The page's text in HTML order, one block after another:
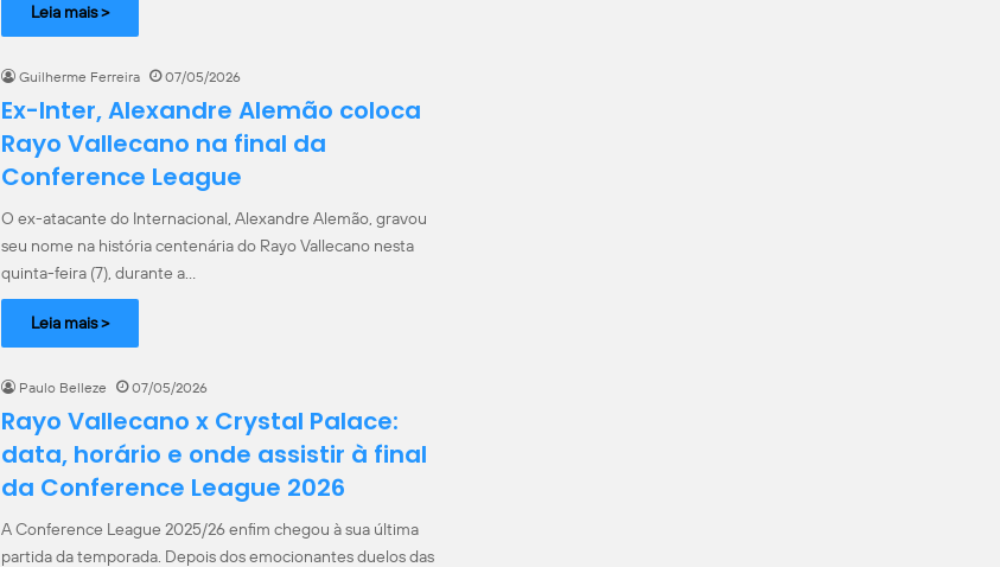
Leia mais >
Guilherme Ferreira 07/05/2026
Ex-Inter, Alexandre Alemão coloca
Rayo Vallecano na final da
Conference League
O ex-atacante do Internacional, Alexandre Alemão, gravou
seu nome na história centenária do Rayo Vallecano nesta
quinta-feira (7), durante a…
Leia mais >
Paulo Belleze 07/05/2026
Rayo Vallecano x Crystal Palace:
data, horário e onde assistir à final
da Conference League 2026
A Conference League 2025/26 enfim chegou à sua última
partida da temporada. Depois dos emocionantes duelos das